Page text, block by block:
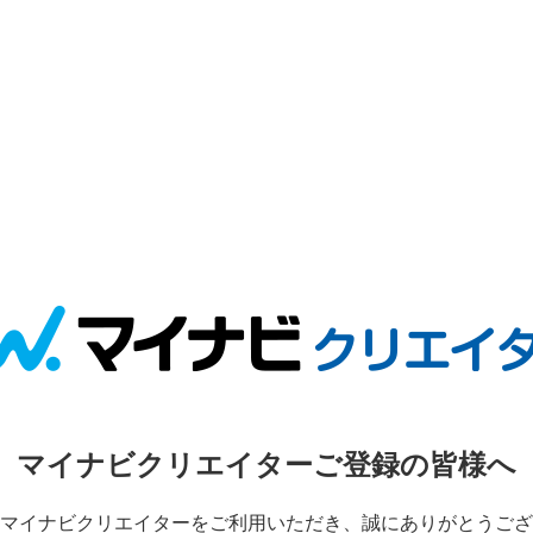
マイナビクリエイターご登録の皆様へ
イナビクリエイターをご利用いただき、誠にありがとうご